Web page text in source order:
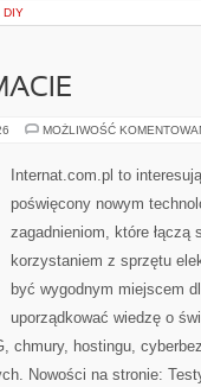
DIY
MOŻLIWOŚĆ
Internat.com.pl to
poświęcony nowym
zagadnieniom, które łączą
korzystaniem z sprzętu
być wygodnym miejscem
uporządkować wiedzę o
chmury, hostingu,
Nowości na stronie: